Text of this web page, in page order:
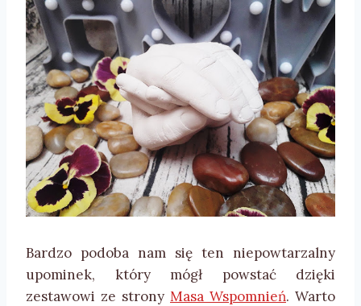
Bardzo podoba nam się ten niepowtarzalny
upominek, który mógł powstać dzięki
zestawowi ze strony Masa Wspomnień. Warto